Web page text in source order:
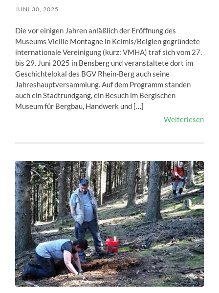
JUNI 30, 2025
Die vor einigen Jahren anläßlich der Eröffnung des
Museums Vieille Montagne in Kelmis/Belgien gegründete
internationale Vereinigung (kurz: VMHA) traf sich vom 27.
bis 29. Juni 2025 in Bensberg und veranstaltete dort im
Geschichtelokal des BGV Rhein-Berg auch seine
Jahreshauptversammlung. Auf dem Programm standen
auch ein Stadtrundgang, ein Besuch im Bergischen
Museum für Bergbau, Handwerk und […]
Weiterlesen